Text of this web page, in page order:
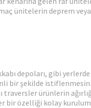
ünitelerin deprem
depoları, gibi
bir şekilde
ürünlerin
bir özelliği kolay